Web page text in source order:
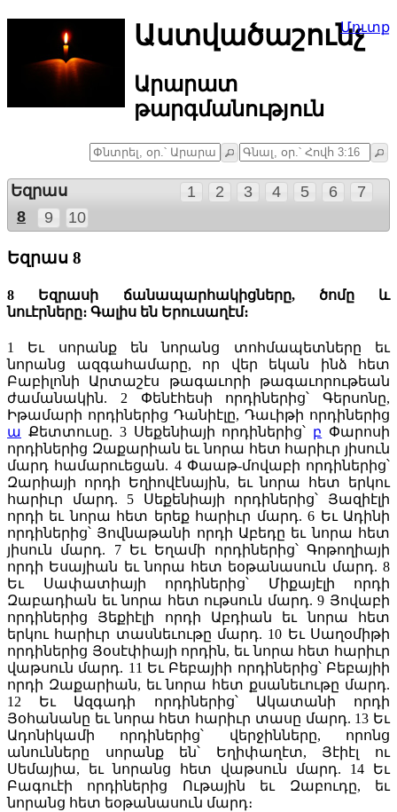
Աստվածաշունչ
Արարատ
թարգմանություն
Մուտք
Եզրաս 1 2 3 4 5 6
7
8
9 10
Եզրաս 8
8 Եզրասի ճանապարհակիցները, ծոմը և
նուէրները։ Գալիս են Երուսաղէմ։
1
Եւ սորանք են նորանց տոհմապետները եւ
նորանց ազգահամարը, որ վեր եկան ինձ հետ
Բաբիլոնի Արտաշէս թագաւորի թագաւորութեան
ժամանակին. 2
Փենէհեսի որդիներից՝ Գերսոնը,
Իթամարի որդիներից Դանիէլը, Դաւիթի որդիներից
ա Քետտուսը. 3 Սեքենիայի որդիներից՝ բ Փարոսի
որդիներից Զաքարիան եւ նորա հետ հարիւր յիսուն
մարդ համարուեցան. 4 Փաաթ-մովաբի որդիներից՝
Զարիայի որդի Եղիովէնային, եւ նորա հետ երկու
հարիւր մարդ. 5
Սեքենիայի որդիներից՝ Յազիէլի
որդի եւ նորա հետ երեք հարիւր մարդ.6 Եւ Ադինի
որդիներից՝ Յովնաթանի որդի Աբեդը եւ նորա հետ
յիսուն մարդ. 7
Եւ Եղամի որդիներից՝ Գոթողիայի
որդի Եսայիան եւ նորա հետ եօթանասուն մարդ. 8
Եւ Սափատիայի որդիներից՝ Միքայէլի որդի
Զաբադիան եւ նորա հետ ութսուն մարդ.9 Յովաբի
որդիներից Յեքիէլի որդի Աբդիան եւ նորա հետ
երկու հարիւր տասնեւութը մարդ. 10 Եւ Սաղօմիթի
որդիներից Յօսէփիայի որդին, եւ նորա հետ հարիւր
վաթսուն մարդ. 11 Եւ Բեբայիի որդիներից՝ Բեբայիի
որդի Զաքարիան, եւ նորա հետ քսանեւութը մարդ.
12
Եւ Ազգադի որդիներից՝ Ակատանի որդի
Յօհանանը եւ նորա հետ հարիւր տասը մարդ. 13 Եւ
Ադոնիկամի որդիներից՝ վերջինները, որոնց
անունները սորանք են՝ Եղիփաղէտ, Յէիէլ ու
Սեմայիա, եւ նորանց հետ վաթսուն մարդ. 14
Եւ
Բագուէի որդիներից Ութային եւ Զաբուդը, եւ
նորանց հետ եօթանասուն մարդ։